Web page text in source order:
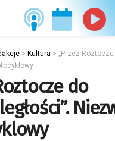
> Kultura > „Przez Roztocze
do